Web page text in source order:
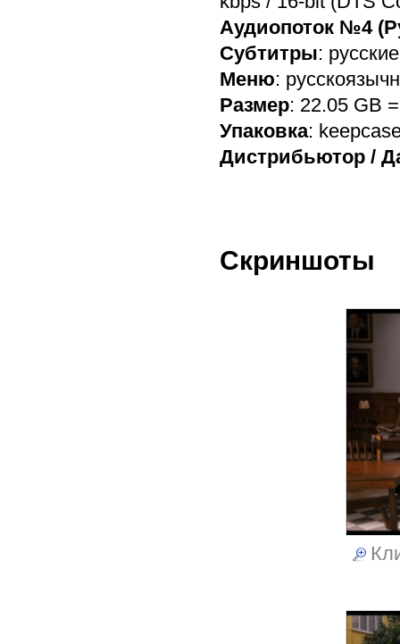
Аудиопоток №4
Субтитры: русские
Меню:
Размер: 22.05 GB
Упаковка:
Дистрибьютор /
Скриншоты